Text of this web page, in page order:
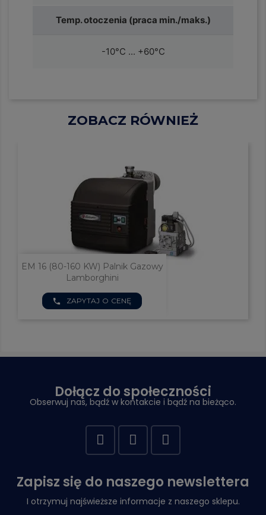
Temp. otoczenia (praca min./maks.)
-10°C ... +60°C
ZOBACZ RÓWNIEŻ
EM 16 (80-160 KW) Palnik Gazowy
Lamborghini
phone ZAPYTAJ O CENĘ
Dołącz do społeczności
Obserwuj nas, bądź w kontakcie i bądź na bieżąco.
Zapisz się do naszego newslettera
I otrzymuj najświeższe informacje z naszego sklepu.